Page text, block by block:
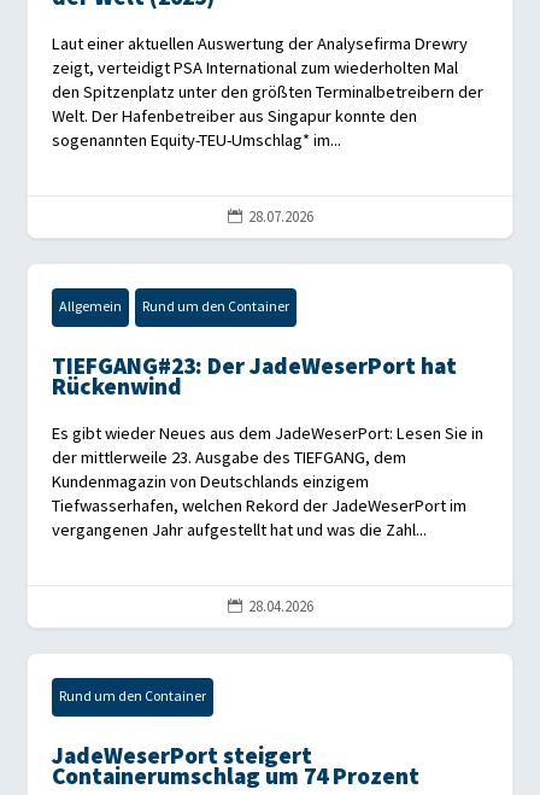
Laut einer aktuellen Auswertung der Analysefirma Drewry
zeigt, verteidigt PSA International zum wiederholten Mal
den Spitzenplatz unter den größten Terminalbetreibern der
Welt. Der Hafenbetreiber aus Singapur konnte den
sogenannten Equity-TEU-Umschlag* im...
 28.07.2026
Allgemein Rund um den Container
TIEFGANG#23: Der JadeWeserPort hat
Rückenwind
Es gibt wieder Neues aus dem JadeWeserPort: Lesen Sie in
der mittlerweile 23. Ausgabe des TIEFGANG, dem
Kundenmagazin von Deutschlands einzigem
Tiefwasserhafen, welchen Rekord der JadeWeserPort im
vergangenen Jahr aufgestellt hat und was die Zahl...
 28.04.2026
Rund um den Container
JadeWeserPort steigert
Containerumschlag um 74 Prozent